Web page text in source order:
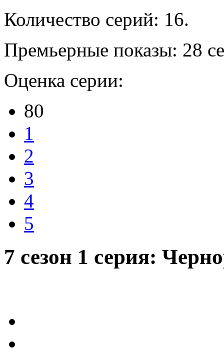
Количество серий: 16.
Премьерные показы: 28
Оценка серии:
80
1
2
3
4
5
7 сезон 1 серия: